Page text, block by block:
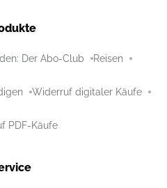
Der Abo-Club Reisen
Widerruf digitaler Käufe
PDF-Käufe